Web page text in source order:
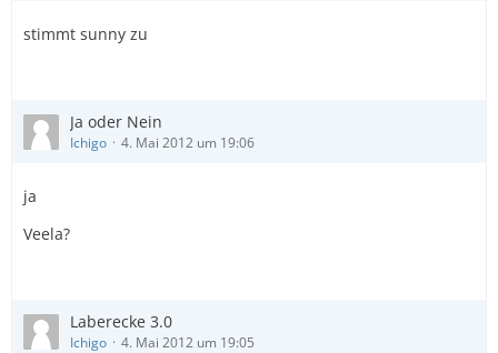
stimmt sunny zu
Ja oder Nein
Ichigo 4. Mai 2012 um 19:06
ja
Veela?
Laberecke 3.0
Ichigo 4. Mai 2012 um 19:05